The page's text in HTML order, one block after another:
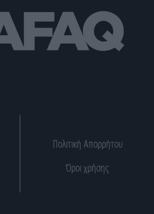
Πολιτική Απορρήτου
Όροι χρήσης